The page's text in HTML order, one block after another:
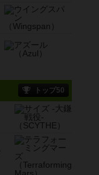
トップ50